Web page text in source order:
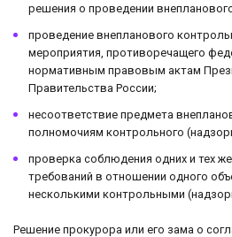
решения о проведении
проведение внепланового
мероприятия, противоречащего
нормативным правовым актам
Правительства России;
несоответствие предмета
полномочиям контрольного
проверка соблюдения одних и тех
требований в отношении одного
несколькими контрольными
Решение прокурора или его зама о